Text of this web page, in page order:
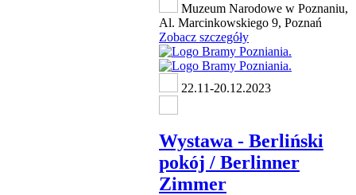
Muzeum Narodowe w Poznaniu,
Al. Marcinkowskiego 9, Poznań
Zobacz szczegóły
22.11-20.12.2023
Wystawa - Berliński
pokój / Berlinner
Zimmer